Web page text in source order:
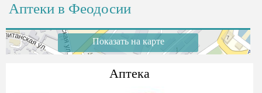
Аптеки в Феодосии
Показать на карте
Аптека